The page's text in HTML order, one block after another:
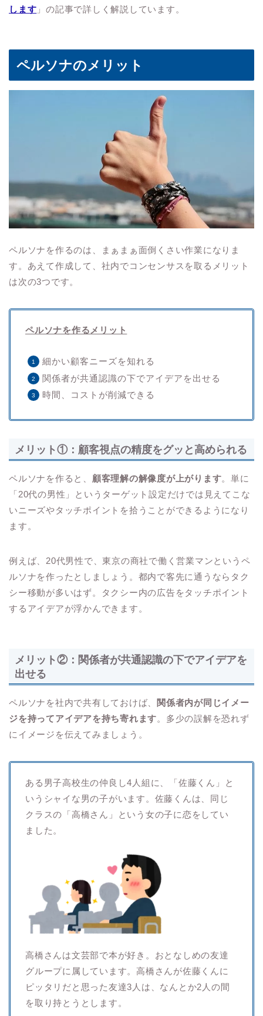
します 」の記事で詳しく解説しています。
ペルソナのメリット
ペルソナを作るのは、まぁまぁ面倒くさい作業になりま
す。あえて作成して、社内でコンセンサスを取るメリット
は次の3つです。
ペルソナを作るメリット
細かい顧客ニーズを知れる
関係者が共通認識の下でアイデアを出せる
時間、コストが削減できる
メリット①：顧客視点の精度をグッと高められる
ペルソナを作ると、 顧客理解の解像度が上がります。単に
「20代の男性」というターゲット設定だけでは見えてこな
いニーズやタッチポイントを拾うことができるようになり
ます。
例えば、20代男性で、東京の商社で働く営業マンというペ
ルソナを作ったとしましょう。都内で客先に通うならタク
シー移動が多いはず。タクシー内の広告をタッチポイント
するアイデアが浮かんできます。
メリット②：関係者が共通認識の下でアイデアを
出せる
ペルソナを社内で共有しておけば、
関係者内が同じイメー
ジを持ってアイデアを持ち寄れます。多少の誤解を恐れず
にイメージを伝えてみましょう。
ある男子高校生の仲良し4人組に、「佐藤くん」と
いうシャイな男の子がいます。佐藤くんは、同じ
クラスの「高橋さん」という女の子に恋をしてい
ました。
高橋さんは文芸部で本が好き。おとなしめの友達
グループに属しています。高橋さんが佐藤くんに
ピッタリだと思った友達3人は、なんとか2人の間
を取り持とうとします。